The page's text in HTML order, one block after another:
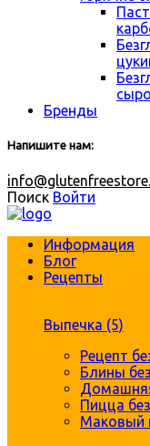
Бренды
Напишите нам:
Поиск Войти
Информация
Блог
Рецепты
Выпечка (5)
Рецепт
Блины
Пицца
Маковый